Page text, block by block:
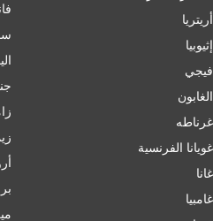
أريتريا
إثيوبيا
فيجي
الغابون
غرناطه
غويانا الفرنسية
غانا
غامبيا